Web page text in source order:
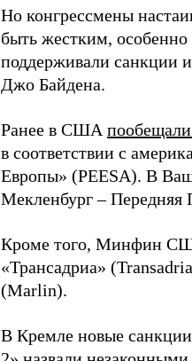
Но конгрессмены
быть жестким, особенно
поддерживали санкции
Джо Байдена.
Ранее в США
в соответствии с
Европы» (PEESA). В
Мекленбург – Передняя
Кроме того, Минфин
«Трансадриа»
(Marlin).
В Кремле новые